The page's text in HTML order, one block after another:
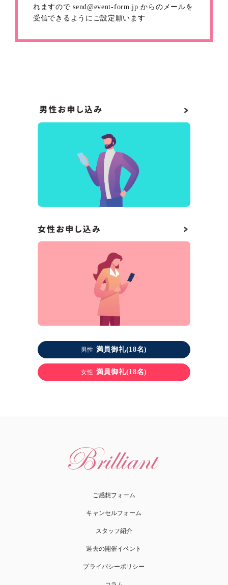
れますので send@event-form.jp からのメールを
受信できるようにご設定願います
男性 満員御礼(18名)
女性 満員御礼(18名)
ご感想フォーム
キャンセルフォーム
スタッフ紹介
過去の開催イベント
プライバシーポリシー